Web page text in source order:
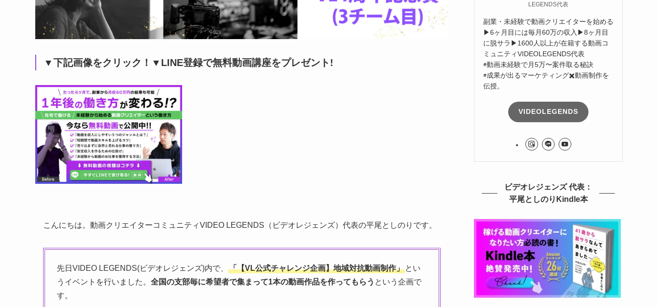
▼下記画像をクリック！▼LINE登録で無料動画講座をプレゼント!
こんにちは。動画クリエイターコミュニティVIDEO LEGENDS（ビデオレジェンズ）代表の平尾としのりです。
先日VIDEO LEGENDS(ビデオレジェンズ)内で、 「【VL公式チャレンジ企画】地域対抗動画制作」 とい
うイベントを行いました。 全国の支部毎に希望者で集まって1本の動画作品を作ってもらう という企画で
す。
LEGENDS代表
副業・未経験で動画クリエイターを始める
▶︎6ヶ月目には毎月60万の収入▶︎8ヶ月目
に脱サラ▶︎1600人以上が在籍する動画コ
ミュニティVIDEOLEGENDS代表
◉動画未経験で月5万〜案件取る秘訣
◉成果が出るマーケティング✖️動画制作を
伝授。
VIDEOLEGENDS
ビデオレジェンズ 代表：
平尾としのりKindle本